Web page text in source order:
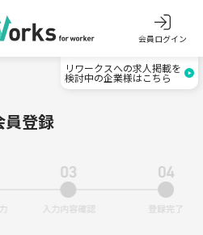
会員ログイン
リワークスへの求人掲載を
検討中の企業様はこちら
員登録